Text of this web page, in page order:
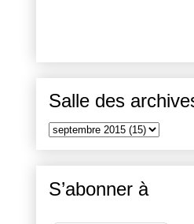
Salle des
S’abonner à